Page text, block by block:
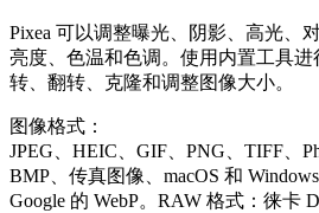
Pixea 可以调整曝光、阴影、高光、
亮度、色温和色调。使用内置工具
转、翻转、克隆和调整图像大小。
图像格式：
JPEG、HEIC、GIF、PNG、TIFF、
BMP、传真图像、macOS 和
Google 的 WebP。RAW 格式：徕卡